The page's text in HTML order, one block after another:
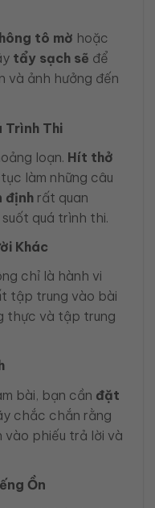
tô mờ hoặc
tẩy sạch sẽ để
và ảnh hưởng đến
Trình Thi
loạn. Hít thở
làm những câu
định rất quan
quá trình thi.
Khác
chỉ là hành vi
tập trung vào bài
thực và tập trung
bài, bạn cần đặt
chắc chắn rằng
vào phiếu trả lời và
Ồn